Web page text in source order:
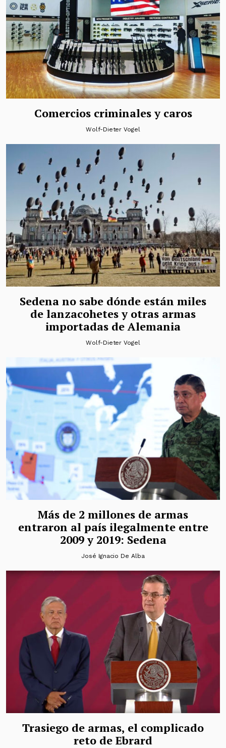
Comercios criminales y caros
Wolf-Dieter Vogel
Sedena no sabe dónde están miles
de lanzacohetes y otras armas
importadas de Alemania
Wolf-Dieter Vogel
Más de 2 millones de armas
entraron al país ilegalmente entre
2009 y 2019: Sedena
José Ignacio De Alba
Trasiego de armas, el complicado
reto de Ebrard